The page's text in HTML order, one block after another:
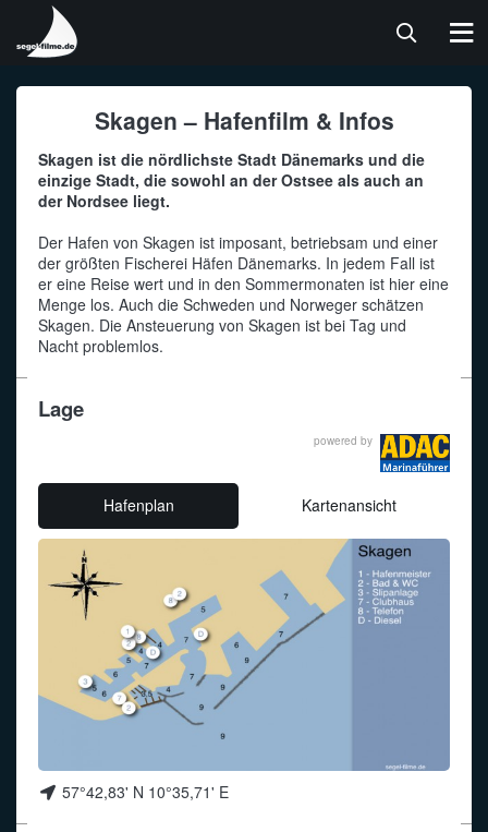
Apps
Hafeninfos
für
Segler
Skagen – Hafenfilm & Infos
Skagen ist die nördlichste Stadt Dänemarks und die
einzige Stadt, die sowohl an der Ostsee als auch an
der Nordsee liegt.
Der Hafen von Skagen ist imposant, betriebsam und einer
der größten Fischerei Häfen Dänemarks. In jedem Fall ist
er eine Reise wert und in den Sommermonaten ist hier eine
Menge los. Auch die Schweden und Norweger schätzen
Skagen. Die Ansteuerung von Skagen ist bei Tag und
Nacht problemlos.
Lage
powered by
Hafenplan Kartenansicht
57°42,83' N 10°35,71' E
Alle Filme
Törnfilme
Boote
Praxis
Segeln Lernen
Meist gesehene Filme
Alle News & Blogs
Atanga
Mare Più
Sonnensegler
Windpilot
News
Float
SegelReporter
Skipper.ADAC
Yacht online
Skipper-Praxis WebApp
Skipper-Praxis Infos
SBF-Videokurs WebApp
SBF See / Binnen Infos
Funkzeugnis SRC / UBI Infos
Lern- und Prüfungsmaterial Infos
Betriebsverfahren SRC
Betriebsverfahren UBI
Übungsaufgaben SRC
Funkalphabet
Alle Häfen
Ostsee
MEINS